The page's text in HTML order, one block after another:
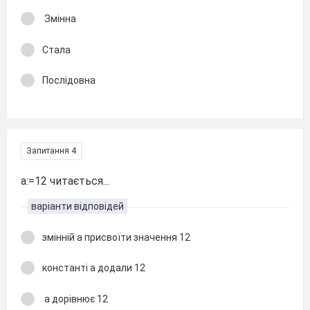
Змінна
Стала
Послідовна
Запитання 4
а:=12 читається...
варіанти відповідей
змінній а присвоїти значення 12
константі а додали 12
а дорівнює 12